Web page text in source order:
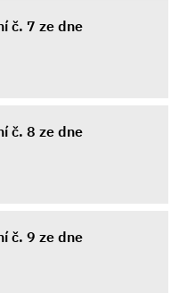
č. 7 ze dne
č. 8 ze dne
č. 9 ze dne